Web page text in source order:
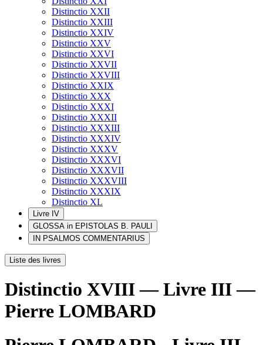
Distinctio XXII
Distinctio XXIII
Distinctio XXIV
Distinctio XXV
Distinctio XXVI
Distinctio XXVII
Distinctio XXVIII
Distinctio XXIX
Distinctio XXX
Distinctio XXXI
Distinctio XXXII
Distinctio XXXIII
Distinctio XXXIV
Distinctio XXXV
Distinctio XXXVI
Distinctio XXXVII
Distinctio XXXVIII
Distinctio XXXIX
Distinctio XL
Livre IV
GLOSSA in EPISTOLAS B. PAULI
IN PSALMOS COMMENTARIUS
Liste des livres
Distinctio XVIII — Livre III —
Pierre LOMBARD